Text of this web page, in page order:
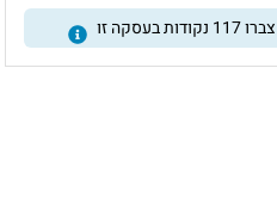
צברו117 נקודות בעסקה זו